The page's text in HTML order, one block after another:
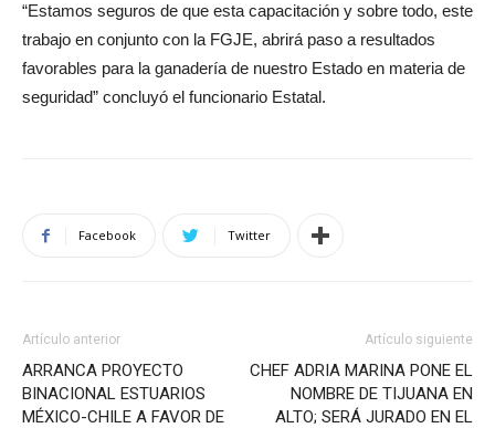
“Estamos seguros de que esta capacitación y sobre todo, este
trabajo en conjunto con la FGJE, abrirá paso a resultados
favorables para la ganadería de nuestro Estado en materia de
seguridad” concluyó el funcionario Estatal.
Facebook Twitter
Artículo anterior
ARRANCA PROYECTO
BINACIONAL ESTUARIOS
MÉXICO-CHILE A FAVOR DE
Artículo siguiente
CHEF ADRIA MARINA PONE EL
NOMBRE DE TIJUANA EN
ALTO; SERÁ JURADO EN EL